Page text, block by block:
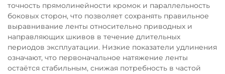
точность прямолинейности кромок и параллельность
боковых сторон, что позволяет сохранять правильное
выравнивание ленты относительно приводных и
направляющих шкивов в течение длительных
периодов эксплуатации. Низкие показатели удлинения
означают, что первоначальное натяжение ленты
остаётся стабильным, снижая потребность в частой